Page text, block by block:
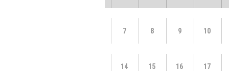
7 8 9 10
14 15 16 17